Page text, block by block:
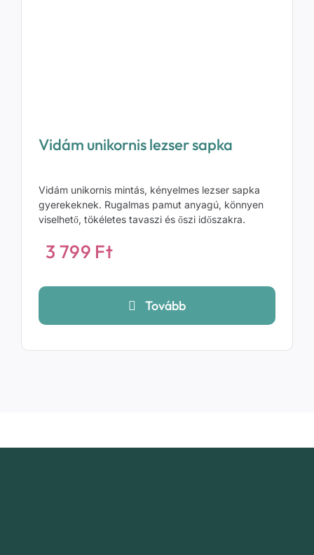
Vidám unikornis lezser sapka
Vidám unikornis mintás, kényelmes lezser sapka
gyerekeknek. Rugalmas pamut anyagú, könnyen
viselhető, tökéletes tavaszi és őszi időszakra.
3 799 Ft
Tovább